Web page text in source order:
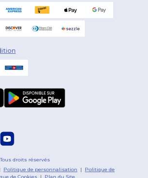
Tous droits réservés
Politique de personnalisation | Politique de